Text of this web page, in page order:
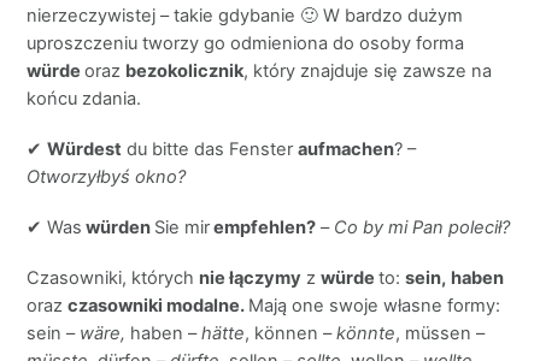
nierzeczywistej – takie gdybanie 🙂 W bardzo dużym
uproszczeniu tworzy go odmieniona do osoby forma
würdeoraz bezokolicznik, który znajduje się zawsze na
końcu zdania.
✔Würdest du bitte das Fensteraufmachen? –
Otworzyłbyś okno?
✔ Was würden Sie mirempfehlen? – Co by mi Pan polecił?
Czasowniki, których nie łączymy zwürdeto:sein, haben
orazczasowniki modalne. Mają one swoje własne formy:
sein – wäre, haben –hätte, können –könnte, müssen –